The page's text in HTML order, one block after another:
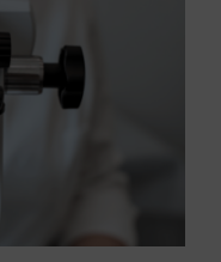
оптичні тести
яке відображає